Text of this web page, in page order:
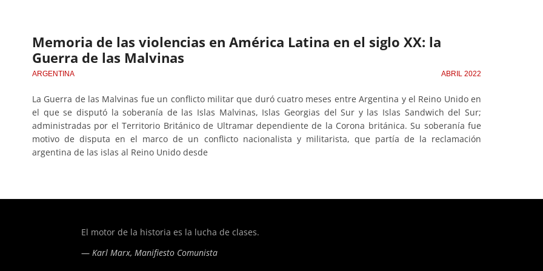
Memoria de las violencias en América Latina en el siglo XX: la
Guerra de las Malvinas
ARGENTINA ABRIL 2022
La Guerra de las Malvinas fue un conflicto militar que duró cuatro meses entre Argentina y el Reino Unido en
el que se disputó la soberanía de las Islas Malvinas, Islas Georgias del Sur y las Islas Sandwich del Sur;
administradas por el Territorio Británico de Ultramar dependiente de la Corona británica. Su soberanía fue
motivo de disputa en el marco de un conflicto nacionalista y militarista, que partía de la reclamación
argentina de las islas al Reino Unido desde
El motor de la historia es la lucha de clases.
— Karl Marx, Manifiesto Comunista